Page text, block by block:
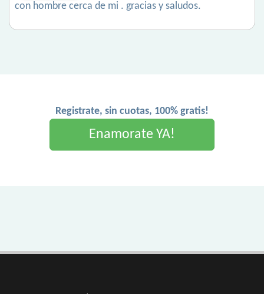
con hombre cerca de mi . gracias y saludos.
Registrate, sin cuotas, 100% gratis!
Enamorate YA!